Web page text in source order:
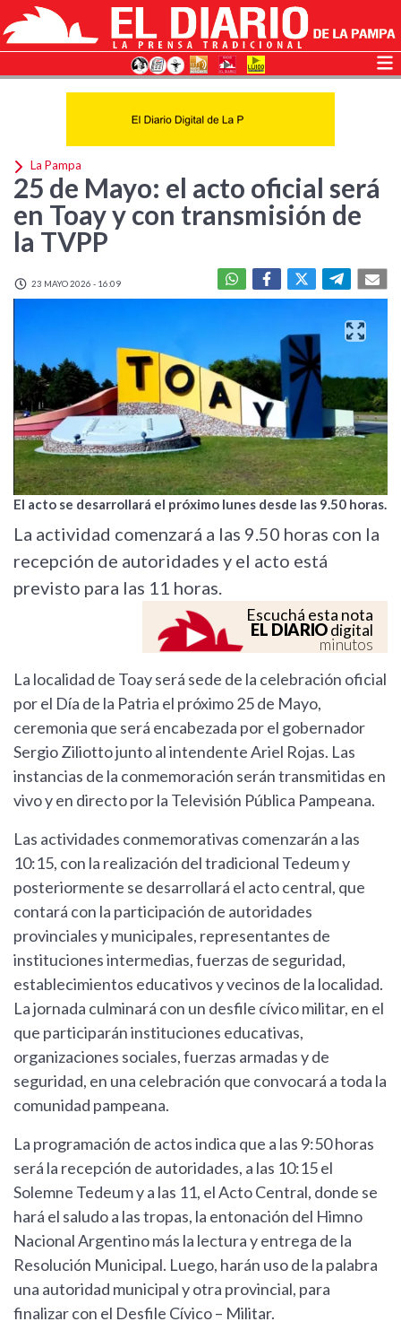
La Pampa
25 de Mayo: el acto oficial será
en Toay y con transmisión de
la TVPP
23 MAYO 2026 - 16:09
El acto se desarrollará el próximo lunes desde las 9.50 horas.
La actividad comenzará a las 9.50 horas con la
recepción de autoridades y el acto está
previsto para las 11 horas.
Escuchá esta nota
EL DIARIOdigital
minutos
La localidad de Toay será sede de la celebración oficial
por el Día de la Patria el próximo 25 de Mayo,
ceremonia que será encabezada por el gobernador
Sergio Ziliotto junto al intendente Ariel Rojas. Las
instancias de la conmemoración serán transmitidas en
vivo y en directo por la Televisión Pública Pampeana.
Las actividades conmemorativas comenzarán a las
10:15, con la realización del tradicional Tedeum y
posteriormente se desarrollará el acto central, que
contará con la participación de autoridades
provinciales y municipales, representantes de
instituciones intermedias, fuerzas de seguridad,
establecimientos educativos y vecinos de la localidad.
La jornada culminará con un desfile cívico militar, en el
que participarán instituciones educativas,
organizaciones sociales, fuerzas armadas y de
seguridad, en una celebración que convocará a toda la
comunidad pampeana.
La programación de actos indica que a las 9:50 horas
será la recepción de autoridades, a las 10:15 el
Solemne Tedeum y a las 11, el Acto Central, donde se
hará el saludo a las tropas, la entonación del Himno
Nacional Argentino más la lectura y entrega de la
Resolución Municipal. Luego, harán uso de la palabra
una autoridad municipal y otra provincial, para
finalizar con el Desfile Cívico – Militar.